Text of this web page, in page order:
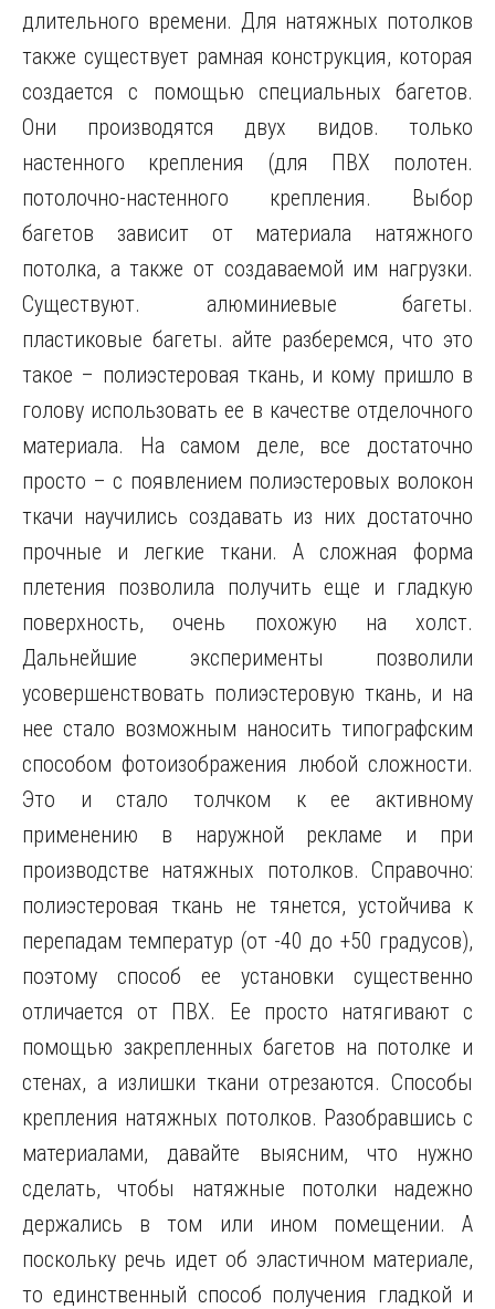
длительного времени. Для натяжных потолков
также существует рамная конструкция, которая
создается с помощью специальных багетов.
Они производятся двух видов. только
настенного крепления (для ПВХ полотен.
потолочно-настенного крепления. Выбор
багетов зависит от материала натяжного
потолка, а также от создаваемой им нагрузки.
Существуют. алюминиевые багеты.
пластиковые багеты. айте разберемся, что это
такое – полиэстеровая ткань, и кому пришло в
голову использовать ее в качестве отделочного
материала. На самом деле, все достаточно
просто – с появлением полиэстеровых волокон
ткачи научились создавать из них достаточно
прочные и легкие ткани. А сложная форма
плетения позволила получить еще и гладкую
поверхность, очень похожую на холст.
Дальнейшие эксперименты позволили
усовершенствовать полиэстеровую ткань, и на
нее стало возможным наносить типографским
способом фотоизображения любой сложности.
Это и стало толчком к ее активному
применению в наружной рекламе и при
производстве натяжных потолков. Справочно:
полиэстеровая ткань не тянется, устойчива к
перепадам температур (от -40 до +50 градусов),
поэтому способ ее установки существенно
отличается от ПВХ. Ее просто натягивают с
помощью закрепленных багетов на потолке и
стенах, а излишки ткани отрезаются. Способы
крепления натяжных потолков. Разобравшись с
материалами, давайте выясним, что нужно
сделать, чтобы натяжные потолки надежно
держались в том или ином помещении. А
поскольку речь идет об эластичном материале,
то единственный способ получения гладкой и